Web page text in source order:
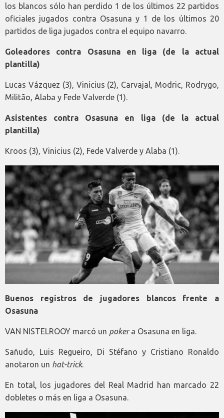
los blancos sólo han perdido 1 de los últimos 22 partidos
oficiales jugados contra Osasuna y 1 de los últimos 20
partidos de liga jugados contra el equipo navarro.
Goleadores contra Osasuna en liga (de la actual
plantilla)
Lucas Vázquez (3), Vinicius (2), Carvajal, Modric, Rodrygo,
Militão, Alaba y Fede Valverde (1).
Asistentes contra Osasuna en liga (de la actual
plantilla)
Kroos (3), Vinicius (2), Fede Valverde y Alaba (1).
Buenos registros de jugadores blancos frente a
Osasuna
VAN NISTELROOY marcó un pokera Osasuna en liga.
Sañudo, Luis Regueiro, Di Stéfano y Cristiano Ronaldo
anotaron un hat-trick.
En total, los jugadores del Real Madrid han marcado 22
dobletes o más en liga a Osasuna.